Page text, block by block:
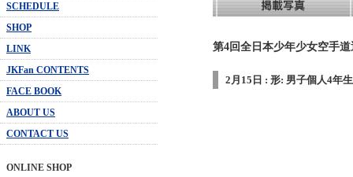
SCHEDULE
SHOP
LINK
JKFan CONTENTS
FACE BOOK
ABOUT US
CONTACT US
ONLINE SHOP
第4回全日本少年少女空手
2月15日 : 形: 男子個人4年